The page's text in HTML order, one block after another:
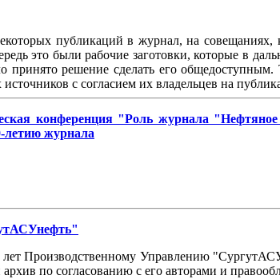
публикаций в журнал, на совещаниях,
это были рабочие заготовки, которые в
принято решение сделать его
с согласием их владельцев на
конференция "Роль журнала "Нефтяное
летию журнала
лет Производственному Управлению
по согласованию с его авторами и